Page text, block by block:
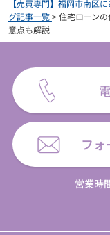
【売買専門】福岡市南区
グ記事一覧>住宅ローン
意点も解説
フ
営業時